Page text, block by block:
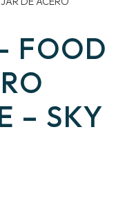
FOOD
– SKY